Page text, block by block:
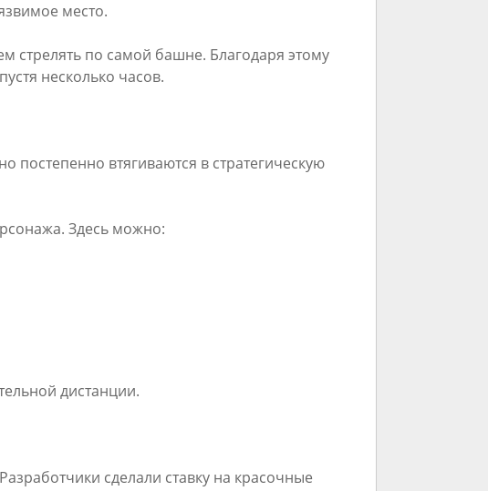
место.
стрелять по самой башне. Благодаря этому
несколько часов.
постепенно втягиваются в стратегическую
Здесь можно:
дистанции.
сделали ставку на красочные